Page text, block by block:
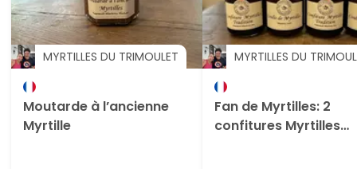
MYRTILLES DU TRIMOULET
Moutarde à l’ancienne
Myrtille
MYRTILLES DU
Fan de Myrtilles: 2
confitures Myrtilles